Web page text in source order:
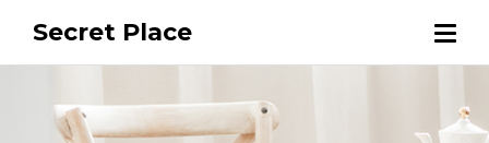
Secret Place